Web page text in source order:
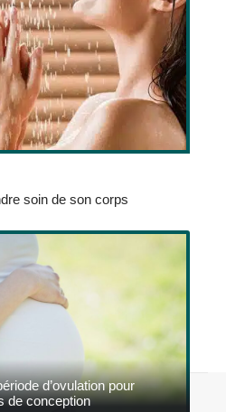
soin de son corps
d’ovulation pour
de conception
légales Sitemap